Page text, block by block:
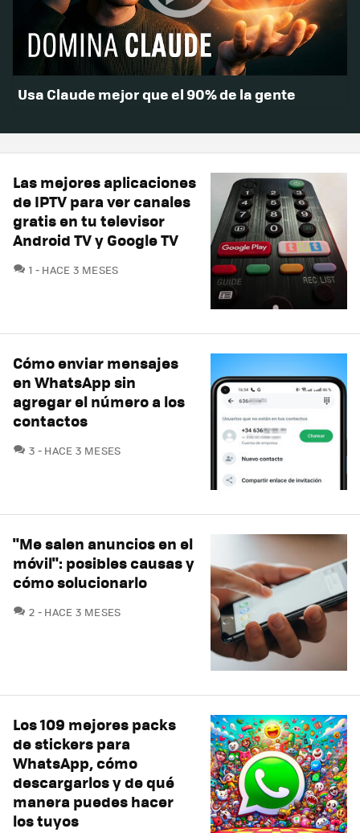
Usa Claude mejor que el 90% de la gente
Las mejores aplicaciones
de IPTV para ver canales
gratis en tu televisor
Android TV y Google TV
1 COMENTARIOS
HACE 3 MESES
Cómo enviar mensajes
en WhatsApp sin
agregar el número a los
contactos
3 COMENTARIOS
HACE 3 MESES
"Me salen anuncios en el
móvil": posibles causas y
cómo solucionarlo
2 COMENTARIOS
HACE 3 MESES
Los 109 mejores packs
de stickers para
WhatsApp, cómo
descargarlos y de qué
manera puedes hacer
los tuyos